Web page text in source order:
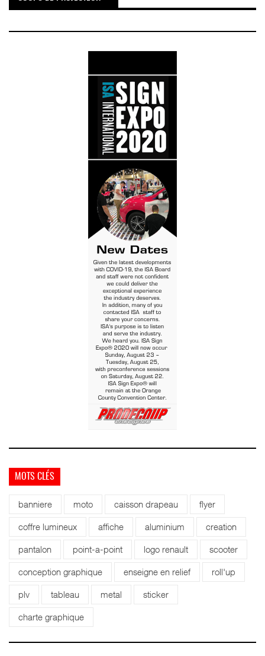
MOTS CLÉS
banniere moto caisson drapeau flyer
coffre lumineux affiche aluminium creation
pantalon point-a-point logo renault scooter
conception graphique enseigne en relief roll'up
plv tableau metal sticker
charte graphique